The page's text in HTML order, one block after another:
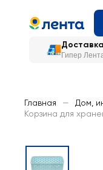
Доставка
Гипер
Главная — Дом,
Корзина для